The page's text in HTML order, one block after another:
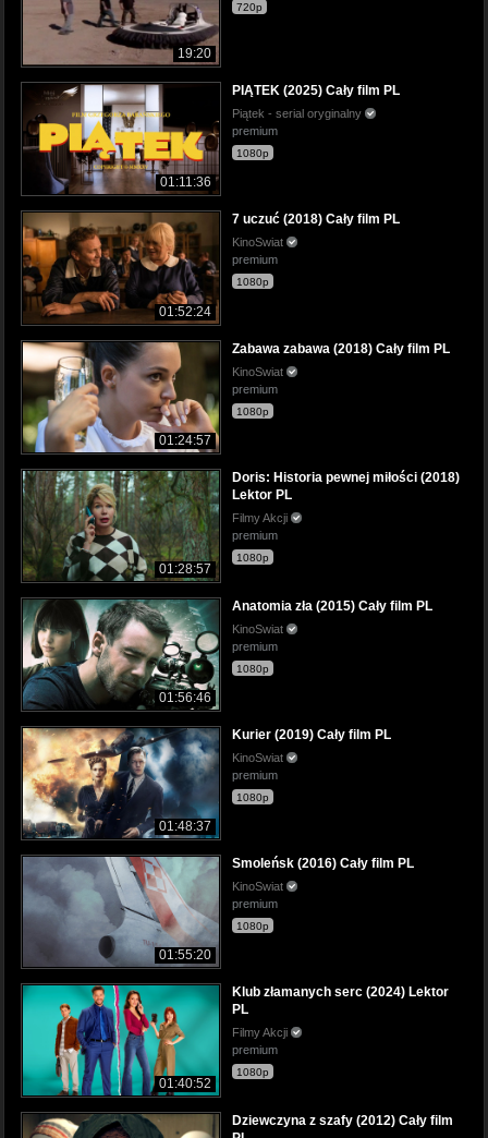
19:20
720p
01:11:36
PIĄTEK (2025) Cały film PL
Piątek - serial oryginalny
premium
1080p
01:52:24
7 uczuć (2018) Cały film PL
KinoSwiat
premium
1080p
01:24:57
Zabawa zabawa (2018) Cały film PL
KinoSwiat
premium
1080p
01:28:57
Doris: Historia pewnej miłości (2018)
Lektor PL
Filmy Akcji
premium
1080p
01:56:46
Anatomia zła (2015) Cały film PL
KinoSwiat
premium
1080p
01:48:37
Kurier (2019) Cały film PL
KinoSwiat
premium
1080p
01:55:20
Smoleńsk (2016) Cały film PL
KinoSwiat
premium
1080p
01:40:52
Klub złamanych serc (2024) Lektor
PL
Filmy Akcji
premium
1080p
Dziewczyna z szafy (2012) Cały film